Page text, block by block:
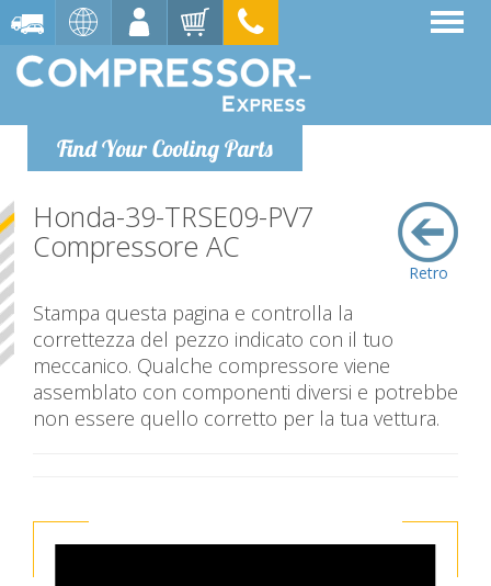
Find Your Cooling Parts
Retro
Honda-39-TRSE09-PV7
Compressore AC
Stampa questa pagina e controlla la
correttezza del pezzo indicato con il tuo
meccanico. Qualche compressore viene
assemblato con componenti diversi e potrebbe
non essere quello corretto per la tua vettura.